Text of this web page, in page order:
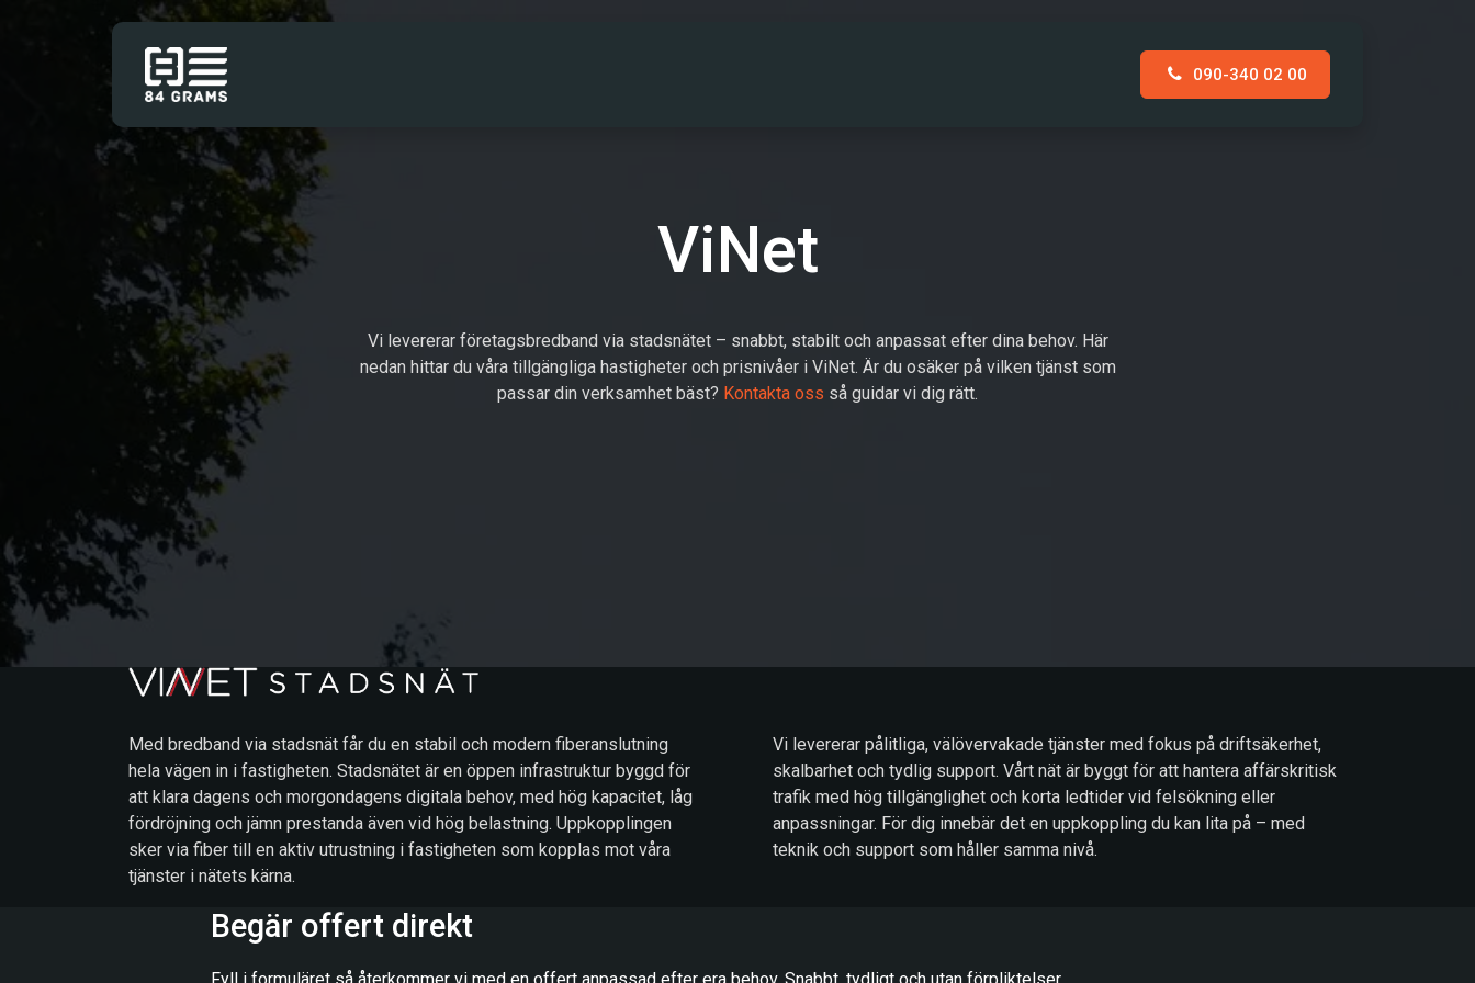
Hoppa till innehåll
090-340 02 00
ViNet
Vi levererar företagsbredband via stadsnätet – snabbt, stabilt och anpassat efter dina behov. Här
nedan hittar du våra tillgängliga hastigheter och prisnivåer i ViNet. Är du osäker på vilken tjänst som
passar din verksamhet bäst? Kontakta oss så guidar vi dig rätt.
Med bredband via stadsnät får du en stabil och modern fiberanslutning
hela vägen in i fastigheten. Stadsnätet är en öppen infrastruktur byggd för
att klara dagens och morgondagens digitala behov, med hög kapacitet, låg
fördröjning och jämn prestanda även vid hög belastning. Uppkopplingen
sker via fiber till en aktiv utrustning i fastigheten som kopplas mot våra
tjänster i nätets kärna.
Vi levererar pålitliga, välövervakade tjänster med fokus på driftsäkerhet,
skalbarhet och tydlig support. Vårt nät är byggt för att hantera affärskritisk
trafik med hög tillgänglighet och korta ledtider vid felsökning eller
anpassningar. För dig innebär det en uppkoppling du kan lita på – med
teknik och support som håller samma nivå.
Begär offert direkt